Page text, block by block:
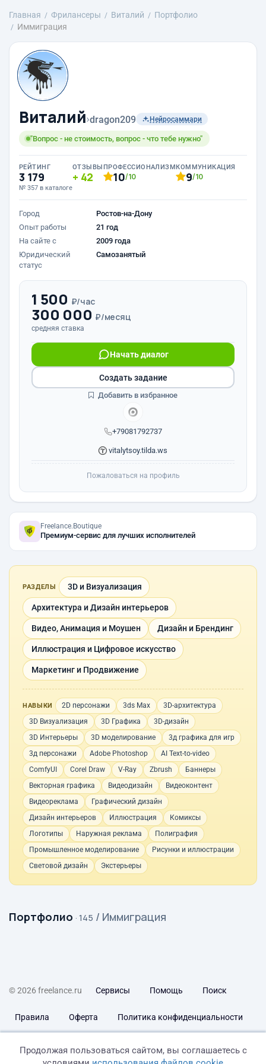
Главная Фрилансеры Виталий
Портфолио
Иммиграция
Виталий›dragon209 Нейросаммари
"Вопрос - не стоимость, вопрос - что тебе нужно"
РЕЙТИНГ
3 179
№ 357 в каталоге
ОТЗЫВЫ
42
ПРОФЕССИОНАЛИЗМ
10/10
КОММУНИКАЦИЯ
9/10
Город
Ростов-на-Дону
Опыт работы
21 год
На сайте с
2009 года
Юридический
статус
Самозанятый
1 500 ₽/час
300 000 ₽/месяц
средняя ставка
+79081792737
Начать диалог
vitalytsoy.tilda.ws
Создать задание
Добавить в избранное
Пожаловаться на профиль
Freelance.Boutique
Премиум-сервис для лучших исполнителей
РАЗДЕЛЫ 3D и Визуализация
Архитектура и Дизайн интерьеров
Видео, Анимация и Моушен Дизайн и Брендинг
Иллюстрация и Цифровое искусство
Маркетинг и Продвижение
НАВЫКИ 2D персонажи 3ds Max
3D-архитектура
3D Визуализация
3D Графика
3D-дизайн
3D Интерьеры
3D моделирование
3д графика для игр
3д персонажи
Adobe Photoshop
AI Text-to-video
ComfyUI
Corel Draw V-Ray Zbrush
Баннеры
Векторная графика
Видеодизайн
Видеоконтент
Видеореклама
Графический дизайн
Дизайн интерьеров
Иллюстрация
Комиксы
Логотипы
Наружная реклама
Полиграфия
Промышленное моделирование
Рисунки и иллюстрации
Световой дизайн
Экстерьеры
Портфолио · 145 / Иммиграция
© 2026 freelance.ru Сервисы Помощь Поиск
Правила Оферта Политика конфиденциальности
Продолжая пользоваться сайтом, вы соглашаетесь с